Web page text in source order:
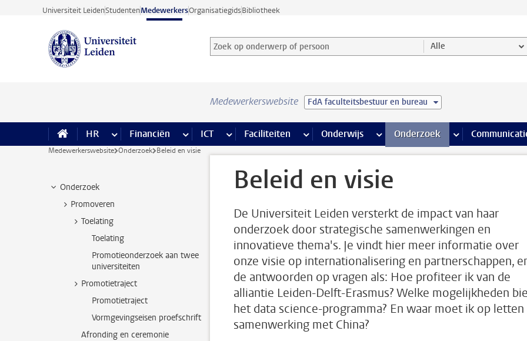
Ga direct naar de inhoud
Universiteit LeidenStudentenMedewerkersOrganisatiegidsBibliotheek
Zoek op onderwerp of persoon en selecteer categorie
Zoekterm Alle
Medewerkerswebsite FdA faculteitsbestuur en bureau
HR meer HR pagina’s
Financiën meer Financiën pagina’s
ICT meer ICT pagina’s
Faciliteiten meer Faciliteiten pagina’s
Onderwijs meer Onderwijs pagina’s
Onderzoek meer Onderzoek
Medewerkerswebsite Onderzoek Beleid en visie
Onderzoek
Promoveren
Toelating
Toelating
Promotieonderzoek aan twee
universiteiten
Promotietraject
Promotietraject
Vormgevingseisen proefschrift
Afronding en ceremonie
Beleid en visie
De Universiteit Leiden versterkt de impact van haar
onderzoek door strategische samenwerkingen en
innovatieve thema's. Je vindt hier meer informatie over
onze visie op internationalisering en partnerschappen,
de antwoorden op vragen als: Hoe profiteer ik van de
alliantie Leiden-Delft-Erasmus? Welke mogelijkheden
het data science-programma? En waar moet ik op
samenwerking met China?